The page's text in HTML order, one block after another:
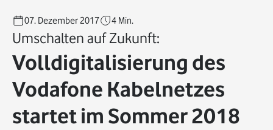
07. Dezember 2017 4 Min.
Umschalten auf Zukunft:
Volldigitalisierung des
Vodafone Kabelnetzes
startet im Sommer 2018